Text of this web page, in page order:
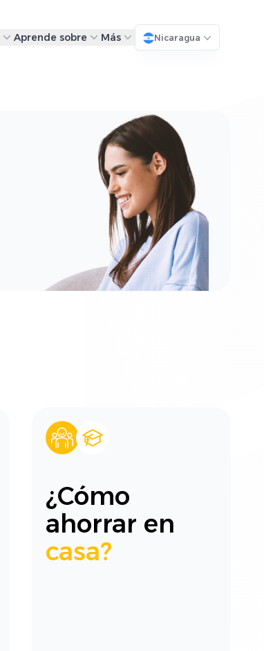
Aprende sobre Más Nicaragua
¿Cómo
ahorrar en
casa?